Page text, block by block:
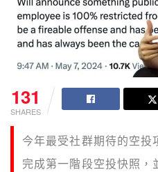
131
SHARES
今年最受社群期待的空
完成第一階段空投快照，